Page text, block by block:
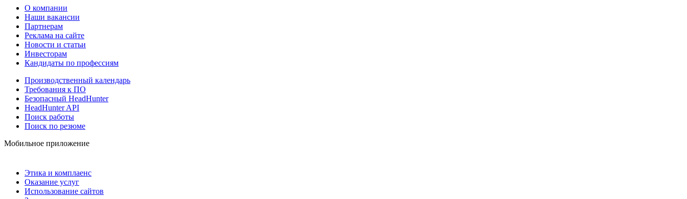
О компании
Наши вакансии
Партнерам
Реклама на сайте
Новости и статьи
Инвесторам
Кандидаты по профессиям
Производственный календарь
Требования к ПО
Безопасный HeadHunter
HeadHunter API
Поиск работы
Поиск по резюме
Мобильное приложение
Этика и комплаенс
Оказание услуг
Использование сайтов